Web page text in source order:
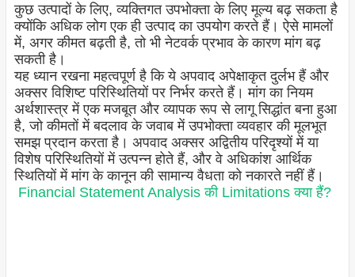
कुछ उत्पादों के लिए, व्यक्तिगत उपभोक्ता के लिए मूल्य बढ़ सकता है
क्योंकि अधिक लोग एक ही उत्पाद का उपयोग करते हैं। ऐसे मामलों
में, अगर कीमत बढ़ती है, तो भी नेटवर्क प्रभाव के कारण मांग बढ़
सकती है।
यह ध्यान रखना महत्वपूर्ण है कि ये अपवाद अपेक्षाकृत दुर्लभ हैं और
अक्सर विशिष्ट परिस्थितियों पर निर्भर करते हैं। मांग का नियम
अर्थशास्त्र में एक मजबूत और व्यापक रूप से लागू सिद्धांत बना हुआ
है, जो कीमतों में बदलाव के जवाब में उपभोक्ता व्यवहार की मूलभूत
समझ प्रदान करता है। अपवाद अक्सर अद्वितीय परिदृश्यों में या
विशेष परिस्थितियों में उत्पन्न होते हैं, और वे अधिकांश आर्थिक
स्थितियों में मांग के कानून की सामान्य वैधता को नकारते नहीं हैं।
Financial Statement Analysis की Limitations क्या हैं?